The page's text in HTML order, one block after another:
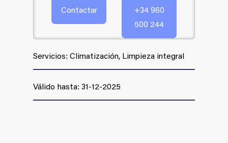
Contactar
+34 960
500 244
Servicios: Climatización, Limpieza integral
Válido hasta: 31-12-2025